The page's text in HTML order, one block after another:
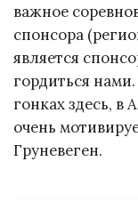
важное
спонсора
является
гордиться
гонках здесь, в
очень
Груневеген.